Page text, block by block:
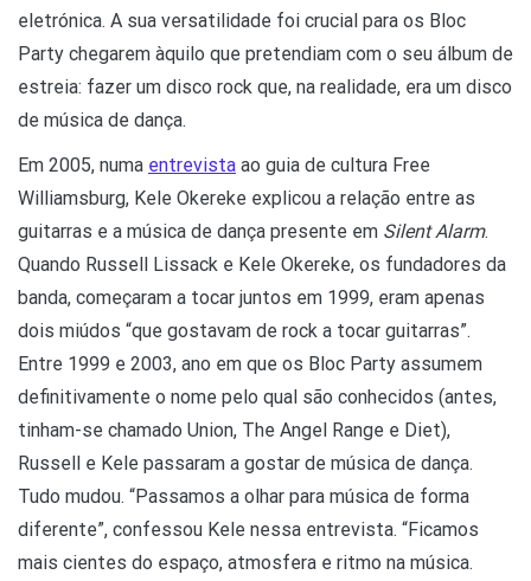
eletrónica. A sua versatilidade foi crucial para os Bloc
Party chegarem àquilo que pretendiam com o seu álbum de
estreia: fazer um disco rock que, na realidade, era um disco
de música de dança.
Em 2005, numa entrevista ao guia de cultura Free
Williamsburg, Kele Okereke explicou a relação entre as
guitarras e a música de dança presente em Silent Alarm.
Quando Russell Lissack e Kele Okereke, os fundadores da
banda, começaram a tocar juntos em 1999, eram apenas
dois miúdos “que gostavam de rock a tocar guitarras”.
Entre 1999 e 2003, ano em que os Bloc Party assumem
definitivamente o nome pelo qual são conhecidos (antes,
tinham-se chamado Union, The Angel Range e Diet),
Russell e Kele passaram a gostar de música de dança.
Tudo mudou. “Passamos a olhar para música de forma
diferente”, confessou Kele nessa entrevista. “Ficamos
mais cientes do espaço, atmosfera e ritmo na música.